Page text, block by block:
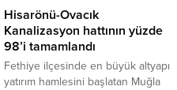
Hisarönü-Ovacık
Kanalizasyon hattının yüzde
98’i tamamlandı
Fethiye ilçesinde en büyük altyapı
yatırım hamlesini başlatan Muğla